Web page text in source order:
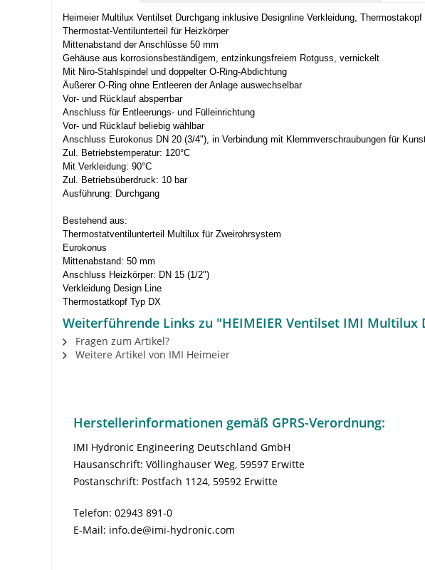
Heimeier Multilux Ventilset Durchgang inklusive Designline Verkleidung,
Thermostat-Ventilunterteil für Heizkörper
Mittenabstand der Anschlüsse 50 mm
Gehäuse aus korrosionsbeständigem, entzinkungsfreiem Rotguss, vernickelt
Mit Niro-Stahlspindel und doppelter O-Ring-Abdichtung
Äußerer O-Ring ohne Entleeren der Anlage auswechselbar
Vor- und Rücklauf absperrbar
Anschluss für Entleerungs- und Fülleinrichtung
Vor- und Rücklauf beliebig wählbar
Anschluss Eurokonus DN 20 (3/4"), in Verbindung mit Klemmverschraubungen für
Zul. Betriebstemperatur: 120°C
Mit Verkleidung: 90°C
Zul. Betriebsüberdruck: 10 bar
Ausführung: Durchgang
Bestehend aus:
Thermostatventilunterteil Multilux für Zweirohrsystem
Eurokonus
Mittenabstand: 50 mm
Anschluss Heizkörper: DN 15 (1/2")
Verkleidung Design Line
Thermostatkopf Typ DX
Weiterführende Links zu "HEIMEIER Ventilset IMI
Fragen zum Artikel?
Weitere Artikel von IMI Heimeier
Herstellerinformationen gemäß GPRS-Verordnung:
IMI Hydronic Engineering Deutschland GmbH
Hausanschrift: Völlinghauser Weg, 59597 Erwitte
Postanschrift: Postfach 1124, 59592 Erwitte
Telefon: 02943 891-0
E-Mail: info.de@imi-hydronic.com